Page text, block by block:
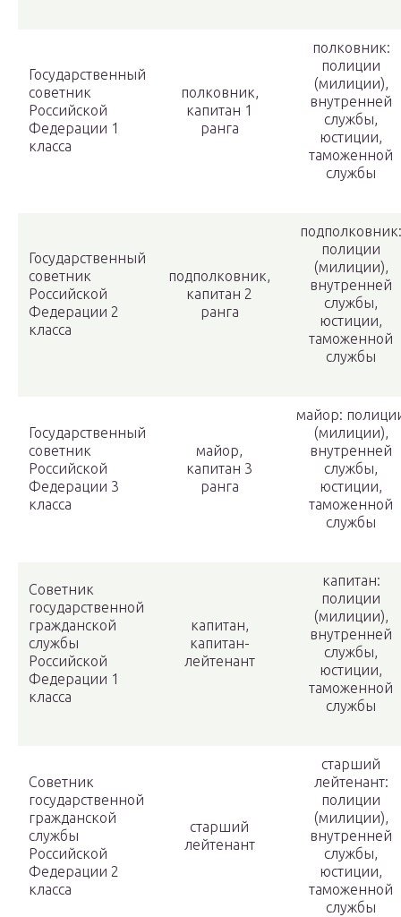
Государственный
советник
Российской
Федерации 1
класса
полковник,
капитан 1
ранга
полковник:
полиции
(милиции),
внутренней
службы,
юстиции,
таможенной
службы
Государственный
советник
Российской
Федерации 2
класса
подполковник,
капитан 2
ранга
подполковник:
полиции
(милиции),
внутренней
службы,
юстиции,
таможенной
службы
Государственный
советник
Российской
Федерации 3
класса
майор,
капитан 3
ранга
майор:
(милиции),
внутренней
службы,
юстиции,
таможенной
службы
Советник
государственной
гражданской
службы
Российской
Федерации 1
класса
капитан,
капитан-
лейтенант
капитан:
полиции
(милиции),
внутренней
службы,
юстиции,
таможенной
службы
Советник
государственной
гражданской
службы
Российской
Федерации 2
класса
старший
лейтенант
старший
лейтенант:
полиции
(милиции),
внутренней
службы,
юстиции,
таможенной
службы